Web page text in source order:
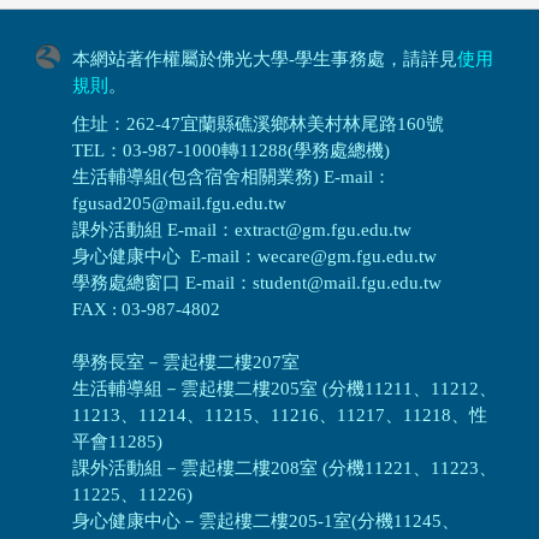
本網站著作權屬於佛光大學-學生事務處，請詳見使用
規則 。
住址：262-47宜蘭縣礁溪鄉林美村林尾路160號
TEL：03-987-1000轉11288(學務處總機)
生活輔導組(包含宿舍相關業務) E-mail：
fgusad205@mail.fgu.edu.tw
課外活動組 E-mail：extract@gm.fgu.edu.tw
身心健康中心 E-mail：wecare@gm.fgu.edu.tw
學務處總窗口 E-mail：student@mail.fgu.edu.tw
FAX : 03-987-4802
學務長室－雲起樓二樓207室
生活輔導組 － 雲起樓二樓205室 (分機11211、11212、
11213、11214、11215、11216、11217、11218、性
平會11285)
課外活動組 － 雲起樓二樓208室 (分機11221、11223、
11225、11226)
身心健康中心 － 雲起樓二樓205-1室(分機11245、